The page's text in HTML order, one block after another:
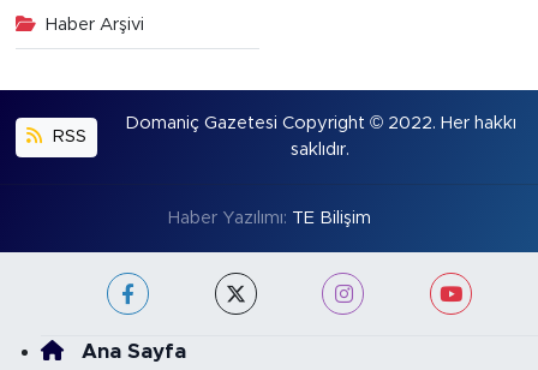
Haber Arşivi
RSS
Domaniç Gazetesi Copyright © 2022. Her hakkı
saklıdır.
Haber Yazılımı: TE Bilişim
Ana Sayfa